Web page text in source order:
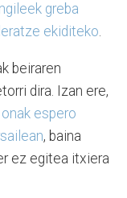
greba
ekiditeko.
beiraren
dira. Izan ere,
espero
, baina
ez egitea itxiera